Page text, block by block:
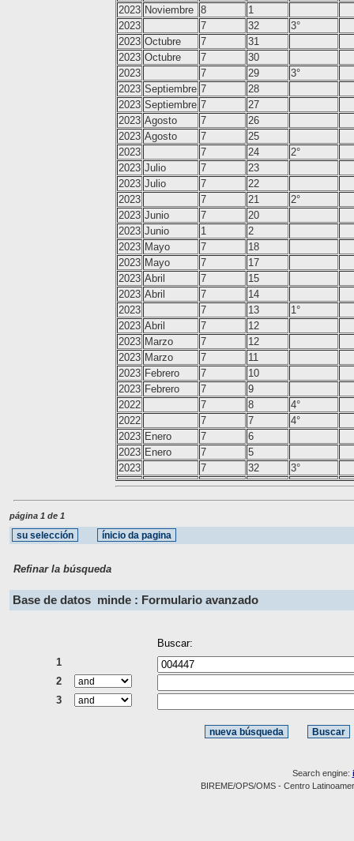
2023 Noviembre 8
1
2023
7 32
3°
2023 Octubre 7
31
2023 Octubre 7
30
2023
7 29
3°
2023 Septiembre 7
28
2023 Septiembre 7
27
2023 Agosto 7
26
2023 Agosto 7
25
2023
7 24
2°
2023 Julio 7
23
2023 Julio 7
22
2023
7 21
2°
2023 Junio 7
20
2023 Junio 1
2
2023 Mayo 7
18
2023 Mayo 7
17
2023 Abril 7
15
2023 Abril 7
14
2023
7 13
1°
2023 Abril 7
12
2023 Marzo 7
12
2023 Marzo 7
11
2023 Febrero 7
10
2023 Febrero 7
9
2022
7 8
4°
2022
7 7
4°
2023 Enero 7
6
2023 Enero 7
5
2023
7 32 3°
página 1 de 1
Refinar la búsqueda
Base de datos minde : Formulario avanzado
Buscar:
1
2
3
Search engine:
BIREME/OPS/OMS - Centro